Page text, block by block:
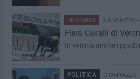
TURISMO GIOVINAZZO
Fiera Cavalli di
In vetrina anche i
POLITICA GIOVINAZZO